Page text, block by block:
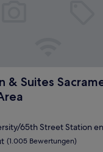
& SuitesSacramento -
65th Street Station
(1.005 Bewertungen)